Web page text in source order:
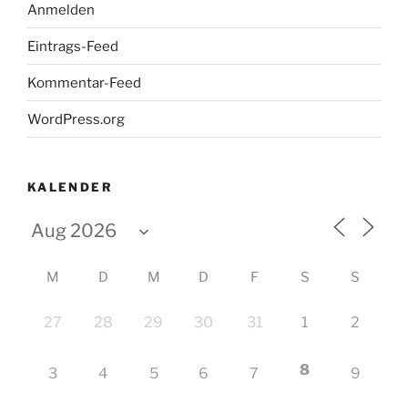
Anmelden
Eintrags-Feed
Kommentar-Feed
WordPress.org
KALENDER
M D M D F S S
27 28 29 30 31 1 2
3 4 5 6 7 8 9